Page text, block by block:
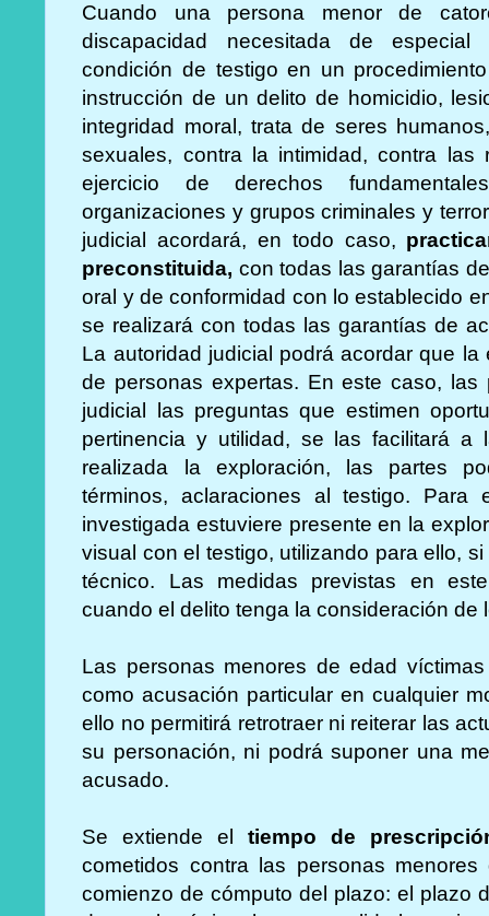
Cuando una persona menor de
discapacidad necesitada de
condición de testigo en un
instrucción de un delito de homicidio,
integridad moral, trata de seres
sexuales, contra la intimidad, contra las
ejercicio de derechos
organizaciones y grupos criminales y
judicial acordará, en todo caso,
preconstituida, con todas las garantías
oral y de conformidad con lo establecido
se realizará con todas las garantías de
La autoridad judicial podrá acordar que
de personas expertas. En este caso, las
judicial las preguntas que estimen
pertinencia y utilidad, se las facilitará a
realizada la exploración, las partes
términos, aclaraciones al testigo.
investigada estuviere presente en la
visual con el testigo, utilizando para ello,
técnico. Las medidas previstas en
cuando el delito tenga la consideración de
Las personas menores de edad
como acusación particular en cualquier
ello no permitirá retrotraer ni reiterar las
su personación, ni podrá suponer una
acusado.
Se extiende eltiempo de
cometidos contra las personas
comienzo de cómputo del plazo: el plazo